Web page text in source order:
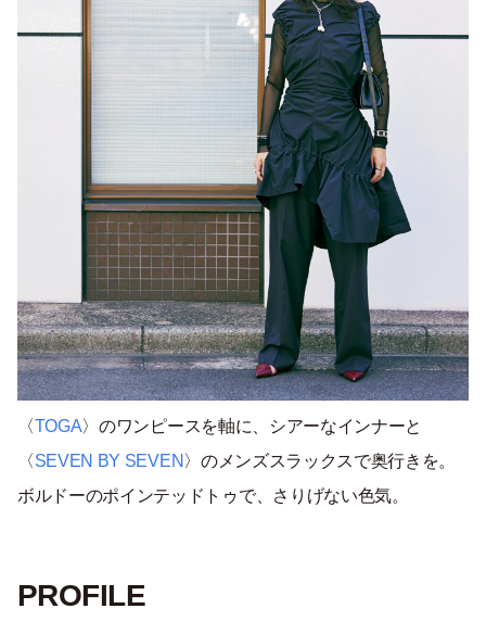
〈TOGA〉のワンピースを軸に、シアーなインナーと
〈SEVEN BY SEVEN 〉のメンズスラックスで奥行きを。
ボルドーのポインテッドトゥで、さりげない色気。
PROFILE